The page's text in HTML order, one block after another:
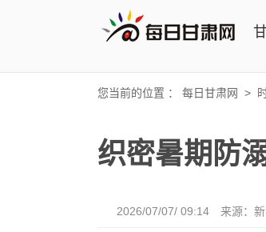
您当前的位置 ： 每日甘肃网 >
织密暑期防
2026/07/07/ 09:14 来源：